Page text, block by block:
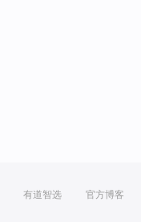
有道智选 官方博客